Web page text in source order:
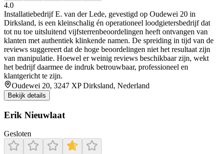
4.0
Installatiebedrijf E. van der Lede, gevestigd op Oudewei 20 in
Dirksland, is een kleinschalig én operationeel loodgietersbedrijf dat
tot nu toe uitsluitend vijfsterrenbeoordelingen heeft ontvangen van
klanten met authentiek klinkende namen. De spreiding in tijd van de
reviews suggereert dat de hoge beoordelingen niet het resultaat zijn
van manipulatie. Hoewel er weinig reviews beschikbaar zijn, wekt
het bedrijf daarmee de indruk betrouwbaar, professioneel en
klantgericht te zijn.
Oudewei 20, 3247 XP Dirksland, Nederland
Bekijk details
Erik Nieuwlaat
Gesloten